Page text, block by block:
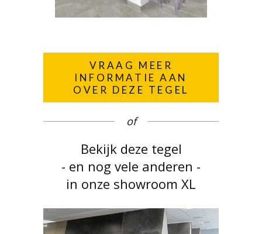
VRAAG MEER
INFORMATIE AAN
OVER DEZE TEGEL
of
Bekijk deze tegel
- en nog vele anderen -
in onze showroom XL